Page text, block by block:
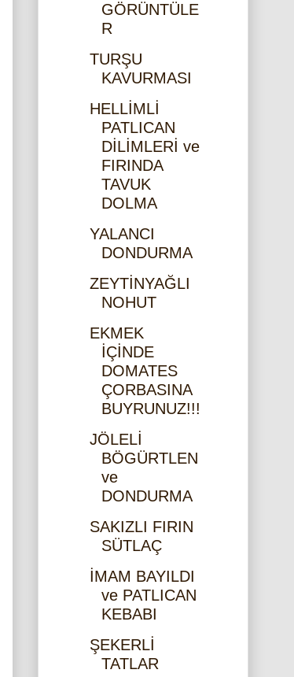
GÖRÜNTÜLE
R
TURŞU
KAVURMASI
HELLİMLİ
PATLICAN
DİLİMLERİ ve
FIRINDA
TAVUK
DOLMA
YALANCI
DONDURMA
ZEYTİNYAĞLI
NOHUT
EKMEK
İÇİNDE
DOMATES
ÇORBASINA
BUYRUNUZ!!!
JÖLELİ
BÖGÜRTLEN
ve
DONDURMA
SAKIZLI FIRIN
SÜTLAÇ
İMAM BAYILDI
ve PATLICAN
KEBABI
ŞEKERLİ
TATLAR